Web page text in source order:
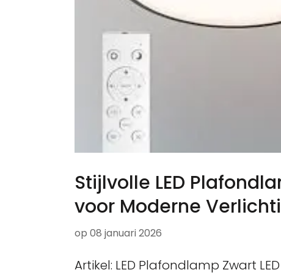
Stijlvolle LED
voor Moderne
op 08 januari 2026
Artikel: LED Plafondlamp Zwart